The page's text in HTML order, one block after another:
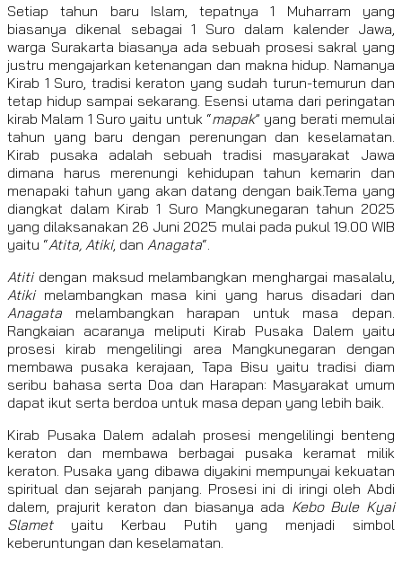
Setiap tahun baru Islam, tepatnya 1 Muharram yang
biasanya dikenal sebagai 1 Suro dalam kalender Jawa,
warga Surakarta biasanya ada sebuah prosesi sakral yang
justru mengajarkan ketenangan dan makna hidup. Namanya
Kirab 1 Suro, tradisi keraton yang sudah turun-temurun dan
tetap hidup sampai sekarang. Esensi utama dari peringatan
kirab Malam 1 Suro yaitu untuk “mapak” yang berati memulai
tahun yang baru dengan perenungan dan keselamatan.
Kirab pusaka adalah sebuah tradisi masyarakat Jawa
dimana harus merenungi kehidupan tahun kemarin dan
menapaki tahun yang akan datang dengan baik.Tema yang
diangkat dalam Kirab 1 Suro Mangkunegaran tahun 2025
yang dilaksanakan 26 Juni 2025 mulai pada pukul 19.00 WIB
yaitu “Atita, Atiki, dan Anagata“.
Atitidengan maksud melambangkan menghargai masalalu,
Atikimelambangkan masa kini yang harus disadari dan
Anagata melambangkan harapan untuk masa depan.
Rangkaian acaranya meliputi Kirab Pusaka Dalem yaitu
prosesi kirab mengelilingi area Mangkunegaran dengan
membawa pusaka kerajaan, Tapa Bisu yaitu tradisi diam
seribu bahasa serta Doa dan Harapan: Masyarakat umum
dapat ikut serta berdoa untuk masa depan yang lebih baik.
Kirab Pusaka Dalem adalah prosesi mengelilingi benteng
keraton dan membawa berbagai pusaka keramat milik
keraton. Pusaka yang dibawa diyakini mempunyai kekuatan
spiritual dan sejarah panjang. Prosesi ini di iringi oleh Abdi
dalem, prajurit keraton dan biasanya ada Kebo Bule Kyai
Slametyaitu Kerbau Putih yang menjadi simbol
keberuntungan dan keselamatan.